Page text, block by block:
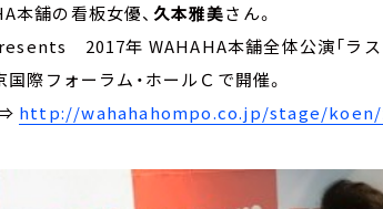
本舗の看板女優、 久本雅美さん。
2017年 WAHAHA本舗全体公演「ラス
際フォーラム・ホールＣで開催。
http://wahahahompo.co.jp/stage/